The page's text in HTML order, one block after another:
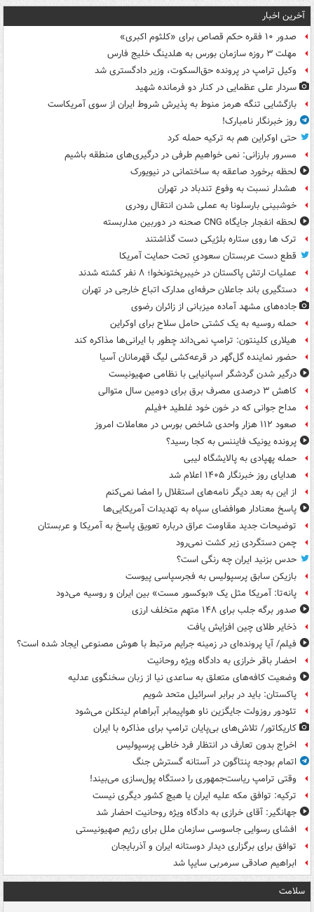
آخرین اخبار
صدور ۱۰ فقره حکم قصاص برای «کلثوم اکبری»
مهلت ۳ روزه سازمان بورس به هلدینگ خلیج فارس
وکیل ترامپ در پرونده حق‌السکوت، وزیر دادگستری شد
سردار علی عظمایی در کنار دو فرمانده شهید
بازگشایی تنگه هرمز منوط به پذیرش شروط ایران از سوی آمریکاست
روز خبرنگار نامبارک!
حتی اوکراین هم به ترکیه حمله کرد
مسرور بارزانی: نمی خواهیم طرفی در درگیری‌های منطقه باشیم
لحظه برخورد صاعقه به ساختمانی در نیویورک
هشدار نسبت به وفوع تندباد در تهران
خوشبینی بارسلونا به عملی شدن انتقال رودری
لحظه انفجار جایگاه CNG صحنه در دوربین مداربسته
ترک ها روی ستاره بلژیکی دست گذاشتند
قطع دست عربستان سعودیِ تحت حمایت آمریکا
عملیات ارتش پاکستان در خیبرپختونخوا؛ ۸ نفر کشته شدند
دستگیری باند جاعلان حرفه‌ای مدارک اتباع خارجی در تهران
جاده‌های مشهد آماده میزبانی از زائران رضوی
حمله روسیه به یک کشتی حامل سلاح برای اوکراین
هیلاری کلینتون: ترامپ نمی‌داند چطور با ایرانی‌ها مذاکره کند
حضور نماینده گل‌گهر در قرعه‌کشی لیگ قهرمانان آسیا
درگیر شدن گردشگر اسپانیایی با نظامی صهیونیست
کاهش ۳ درصدی مصرف برق برای دومین سال متوالی
مداح جوانی که در خون خود غلطید +فیلم
صعود ۱۱۲ هزار واحدی شاخص بورس در معاملات امروز
پرونده یونیک فایننس به کجا رسید؟
حمله پهپادی به پالایشگاه لیبی
هدایای روز خبرنگار ۱۴۰۵ اعلام شد
از این به بعد دیگر نامه‌های استقلال را امضا نمی‌کنم
پاسخ معنادار هوافضای سپاه به تهدیدات آمریکایی‌ها
توضیحات جدید مقاومت عراق درباره تعویق پاسخ به آمریکا و عربستان
چمن دستگردی زیر کشت نمی‌رود
حدس بزنید ایران چه رنگی است؟
بازیکن سابق پرسپولیس به فجرسپاسی پیوست
پانه‌تا: آمریکا مثل یک «بوکسور مست» بین ایران و روسیه می‌دود
صدور برگه جلب برای ۱۴۸ متهم متخلف ارزی
ذخایر طلای چین افزایش یافت
فیلم/ آیا پرونده‌ای در زمینه جرایم مرتبط با هوش مصنوعی ایجاد شده است؟
احضار باقر خرازی به دادگاه ویژه روحانیت
وضعیت کافه‌های متعلق به ساعدی نیا از زبان سخنگوی عدلیه
پاکستان: باید در برابر اسرائیل متحد شویم
تئودور روزولت جایگزین ناو هواپیمابر آبراهام لینکلن می‌شود
کاریکاتور/ تلاش‌های بی‌پایان ترامپ برای مذاکره با ایران
اخراج بدون تعارف در انتظار فرد خاطی پرسپولیس
اتمام بودجه پنتاگون در آستانه گسترش جنگ
وقتی ترامپ ریاست‌جمهوری را دستگاه پول‌سازی می‌بیند!
ترکیه: توافق مکه علیه ایران یا هیچ کشور دیگری نیست
جهانگیر: آقای خرازی به دادگاه ویژه روحانیت احضار شد
افشای رسوایی جاسوسی سازمان ملل برای رژیم صهیونیستی
توافق برای برگزاری دیدار دوستانه ایران و آذربایجان
ابراهیم صادقی سرمربی سایپا شد
سلامت